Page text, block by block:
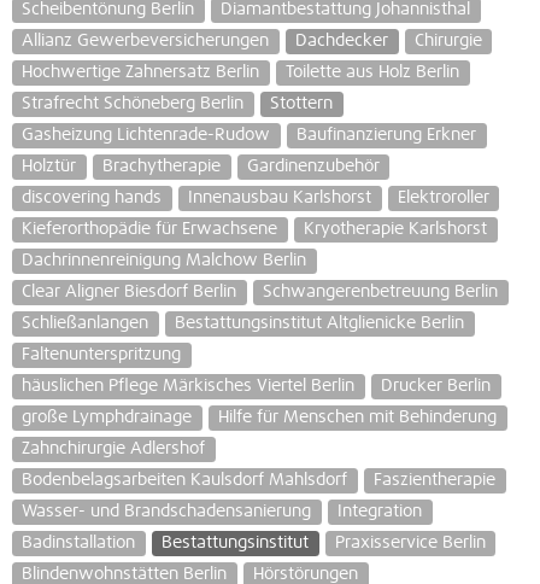
Scheibentönung Berlin
Diamantbestattung Johannisthal
Allianz Gewerbeversicherungen
Dachdecker
Chirurgie
Hochwertige Zahnersatz Berlin
Toilette aus Holz Berlin
Strafrecht Schöneberg Berlin
Stottern
Gasheizung Lichtenrade-Rudow
Baufinanzierung Erkner
Holztür
Brachytherapie
Gardinenzubehör
discovering hands
Innenausbau Karlshorst
Elektroroller
Kieferorthopädie für Erwachsene
Kryotherapie Karlshorst
Dachrinnenreinigung Malchow Berlin
Clear Aligner Biesdorf Berlin
Schwangerenbetreuung Berlin
Schließanlangen
Bestattungsinstitut Altglienicke Berlin
Faltenunterspritzung
häuslichen Pflege Märkisches Viertel Berlin
Drucker Berlin
große Lymphdrainage
Hilfe für Menschen mit Behinderung
Zahnchirurgie Adlershof
Bodenbelagsarbeiten Kaulsdorf Mahlsdorf
Faszientherapie
Wasser- und Brandschadensanierung
Integration
Badinstallation
Bestattungsinstitut
Praxisservice Berlin
Blindenwohnstätten Berlin
Hörstörungen